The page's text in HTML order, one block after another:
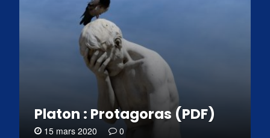
Platon : Protagoras (PDF)
15 mars 2020 0